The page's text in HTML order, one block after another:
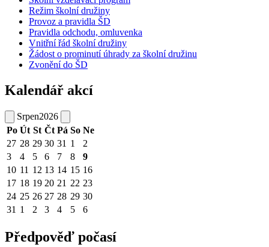
Režim školní družiny
Provoz a pravidla ŠD
Pravidla odchodu, omluvenka
Vnitřní řád školní družiny
Žádost o prominutí úhrady za školní družinu
Zvonění do ŠD
Kalendář akcí
Srpen2026
Po Út St Čt Pá So Ne
27 28 29 30 31 1
2
3
4 5 6 7 8
9
10 11 12 13 14 15 16
17 18 19 20 21 22 23
24 25 26 27 28 29 30
31 1 2 3 4 5 6
Předpověď počasí